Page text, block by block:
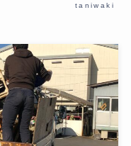
taniwaki